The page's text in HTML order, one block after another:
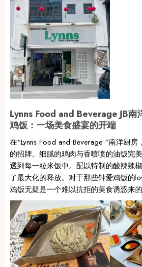
Lynns Food and Beverage JB南
鸡饭：一场美食盛宴的开端
在“Lynns Food and Beverage ”南洋厨
的招牌。细腻的鸡肉与香喷喷的油饭完
透到每一粒米饭中。配以特制的酸辣辣
了最大化的释放。对于那些钟爱鸡饭的
鸡饭无疑是一个难以抗拒的美食诱惑来的